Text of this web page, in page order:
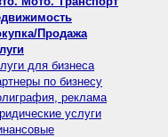
Продажа
для бизнеса
по бизнесу
реклама
услуги